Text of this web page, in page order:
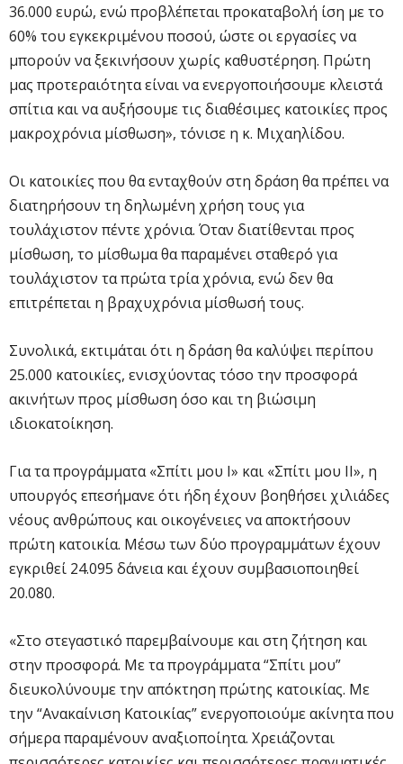
36.000 ευρώ, ενώ προβλέπεται προκαταβολή ίση με το
60% του εγκεκριμένου ποσού, ώστε οι εργασίες να
μπορούν να ξεκινήσουν χωρίς καθυστέρηση. Πρώτη
μας προτεραιότητα είναι να ενεργοποιήσουμε κλειστά
σπίτια και να αυξήσουμε τις διαθέσιμες κατοικίες προς
μακροχρόνια μίσθωση», τόνισε η κ. Μιχαηλίδου.
Οι κατοικίες που θα ενταχθούν στη δράση θα πρέπει να
διατηρήσουν τη δηλωμένη χρήση τους για
τουλάχιστον πέντε χρόνια. Όταν διατίθενται προς
μίσθωση, το μίσθωμα θα παραμένει σταθερό για
τουλάχιστον τα πρώτα τρία χρόνια, ενώ δεν θα
επιτρέπεται η βραχυχρόνια μίσθωσή τους.
Συνολικά, εκτιμάται ότι η δράση θα καλύψει περίπου
25.000 κατοικίες, ενισχύοντας τόσο την προσφορά
ακινήτων προς μίσθωση όσο και τη βιώσιμη
ιδιοκατοίκηση.
Για τα προγράμματα «Σπίτι μου Ι» και «Σπίτι μου ΙΙ», η
υπουργός επεσήμανε ότι ήδη έχουν βοηθήσει χιλιάδες
νέους ανθρώπους και οικογένειες να αποκτήσουν
πρώτη κατοικία. Μέσω των δύο προγραμμάτων έχουν
εγκριθεί 24.095 δάνεια και έχουν συμβασιοποιηθεί
20.080.
«Στο στεγαστικό παρεμβαίνουμε και στη ζήτηση και
στην προσφορά. Με τα προγράμματα “Σπίτι μου”
διευκολύνουμε την απόκτηση πρώτης κατοικίας. Με
την “Ανακαίνιση Κατοικίας” ενεργοποιούμε ακίνητα που
σήμερα παραμένουν αναξιοποίητα. Χρειάζονται